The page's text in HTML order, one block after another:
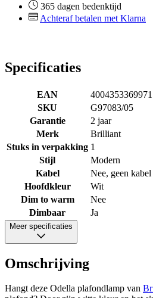
365 dagen bedenktijd
Achteraf betalen met Klarna
Specificaties
EAN
4004353369971
SKU
G97083/05
Garantie
2 jaar
Merk
Brilliant
Stuks in verpakking 1
Stijl
Modern
Kabel
Nee, geen
Hoofdkleur
Wit
Dim to warm
Nee
Dimbaar
Ja
Meer specificaties
Omschrijving
Hangt deze Odella plafondlamp van